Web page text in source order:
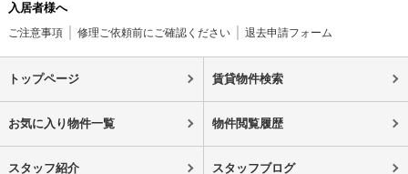
入居者様へ
ご注意事項 修理ご依頼前にご確認ください 退去申請フォーム
トップページ 賃貸物件検索
お気に入り物件一覧 物件閲覧履歴
スタッフ紹介 スタッフブログ